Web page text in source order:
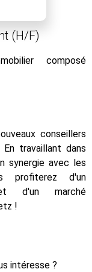
(H/F)
composé
conseillers
travaillant dans
synergie avec les
profiterez d'un
d'un marché
!
intéresse ?